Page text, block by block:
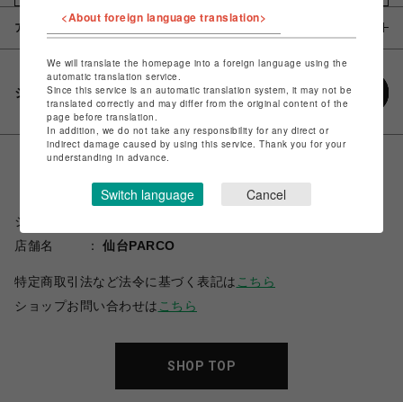
アイテム説明 / 素材
シェアする
ショップ名
店舗名
仙台PARCO
特定商取引法など法令に基づく表記は こちら
ショップお問い合わせは こちら
SHOP TOP
<About foreign language translation>
We will translate the homepage into a foreign language using the
automatic translation service.
Since this service is an automatic translation system, it may not be
translated correctly and may differ from the original content of the
page before translation.
In addition, we do not take any responsibility for any direct or
indirect damage caused by using this service. Thank you for your
understanding in advance.
Switch language Cancel